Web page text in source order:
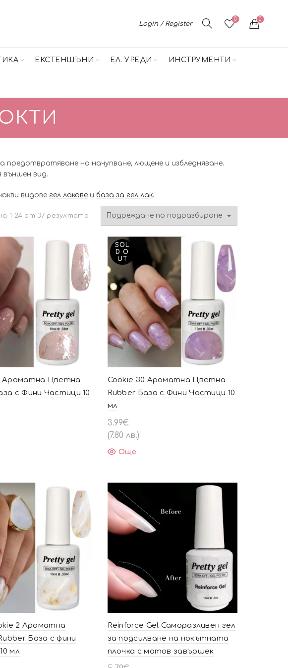
Login / Register
0 0
ЕКСТЕНШЪНИ ЕЛ. УРЕДИ ИНСТРУМЕНТИ
предотвратяване на начупване, лющене и избледняване.
външен вид.
видове гел лакове и база за гел лак.
1–24 от 37 резултата
Ароматна Цветна
с Фини Частици 10
SOL
D O
UT
Cookie 30 Ароматна Цветна
Rubber База с Фини Частици 10
мл
3.99€
(7.80 лв.)
Още
2 Ароматна
База с фини
мл
Reinforce Gel Саморазливен гел
за подсилване на нокътната
плочка с матов завършек